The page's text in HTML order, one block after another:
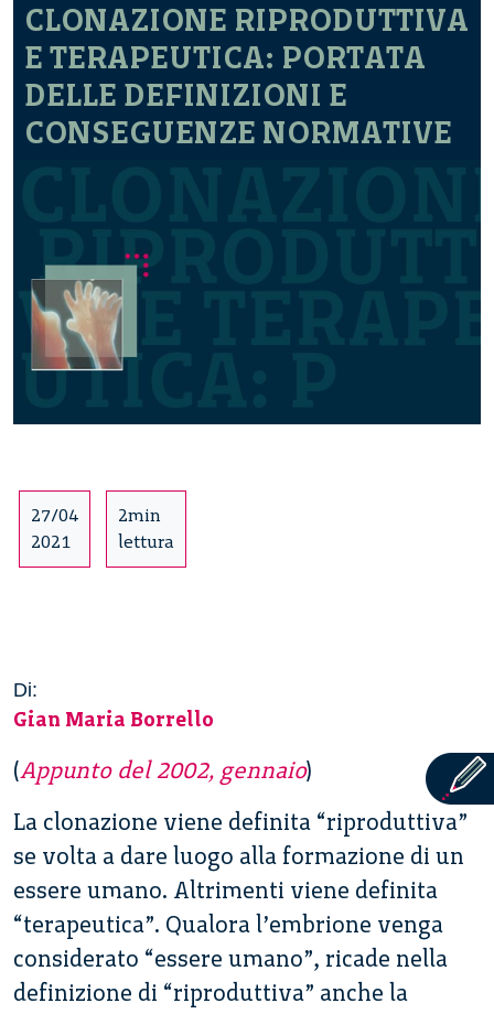
CLONAZIONE RIPRODUTTIVA
E TERAPEUTICA: PORTATA
DELLE DEFINIZIONI E
CONSEGUENZE NORMATIVE
27/04
2021
2min
lettura
Di:
Gian Maria Borrello
(Appunto del 2002, gennaio)
La clonazione viene definita “riproduttiva”
se volta a dare luogo alla formazione di un
essere umano. Altrimenti viene definita
“terapeutica”. Qualora l’embrione venga
considerato “essere umano”, ricade nella
definizione di “riproduttiva” anche la